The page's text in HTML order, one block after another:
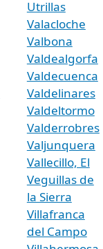
Utrillas
Valacloche
Valbona
Valdealgorfa
Valdecuenca
Valdelinares
Valdeltormo
Valderrobres
Valjunquera
Vallecillo, El
Veguillas de
la Sierra
Villafranca
del Campo